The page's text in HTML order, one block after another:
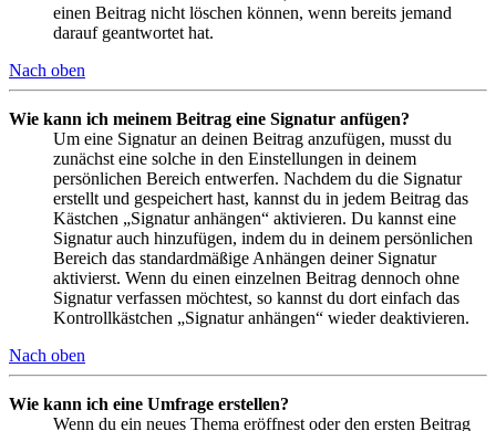
einen Beitrag nicht löschen können, wenn bereits jemand
darauf geantwortet hat.
Nach oben
Wie kann ich meinem Beitrag eine Signatur anfügen?
Um eine Signatur an deinen Beitrag anzufügen, musst du
zunächst eine solche in den Einstellungen in deinem
persönlichen Bereich entwerfen. Nachdem du die Signatur
erstellt und gespeichert hast, kannst du in jedem Beitrag das
Kästchen „Signatur anhängen“ aktivieren. Du kannst eine
Signatur auch hinzufügen, indem du in deinem persönlichen
Bereich das standardmäßige Anhängen deiner Signatur
aktivierst. Wenn du einen einzelnen Beitrag dennoch ohne
Signatur verfassen möchtest, so kannst du dort einfach das
Kontrollkästchen „Signatur anhängen“ wieder deaktivieren.
Nach oben
Wie kann ich eine Umfrage erstellen?
Wenn du ein neues Thema eröffnest oder den ersten Beitrag